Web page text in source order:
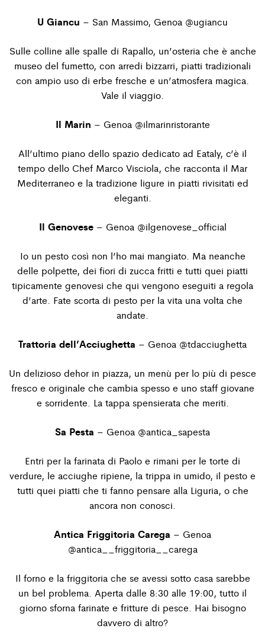
U Giancu – San Massimo, Genoa @ugiancu
Sulle colline alle spalle di Rapallo, un’osteria che è anche
museo del fumetto, con arredi bizzarri, piatti tradizionali
con ampio uso di erbe fresche e un’atmosfera magica.
Vale il viaggio.
Il Marin – Genoa @ilmarinristorante
All’ultimo piano dello spazio dedicato ad Eataly, c’è il
tempo dello Chef Marco Visciola, che racconta il Mar
Mediterraneo e la tradizione ligure in piatti rivisitati ed
eleganti.
Il Genovese– Genoa @ilgenovese_official
Io un pesto così non l’ho mai mangiato. Ma neanche
delle polpette, dei fiori di zucca fritti e tutti quei piatti
tipicamente genovesi che qui vengono eseguiti a regola
d’arte. Fate scorta di pesto per la vita una volta che
andate.
Trattoria dell’Acciughetta – Genoa @tdacciughetta
Un delizioso dehor in piazza, un menù per lo più di pesce
fresco e originale che cambia spesso e uno staff giovane
e sorridente. La tappa spensierata che meriti.
Sa Pesta – Genoa @antica_sapesta
Entri per la farinata di Paolo e rimani per le torte di
verdure, le acciughe ripiene, la trippa in umido, il pesto e
tutti quei piatti che ti fanno pensare alla Liguria, o che
ancora non conosci.
Antica Friggitoria Carega – Genoa
@antica__friggitoria__carega
Il forno e la friggitoria che se avessi sotto casa sarebbe
un bel problema. Aperta dalle 8:30 alle 19:00, tutto il
giorno sforna farinate e fritture di pesce. Hai bisogno
davvero di altro?